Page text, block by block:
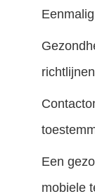
Een
mobiele